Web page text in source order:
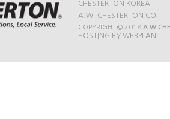
CHESTERTON KOREA
A.W. CHESTERTON CO.
COPYRIGHT © 2018
HOSTING BY WEBPLAN